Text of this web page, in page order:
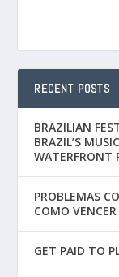
RECENT POSTS
BRAZILIAN
BRAZIL’S
WATERFRONT
PROBLEMAS
COMO
GET PAID TO